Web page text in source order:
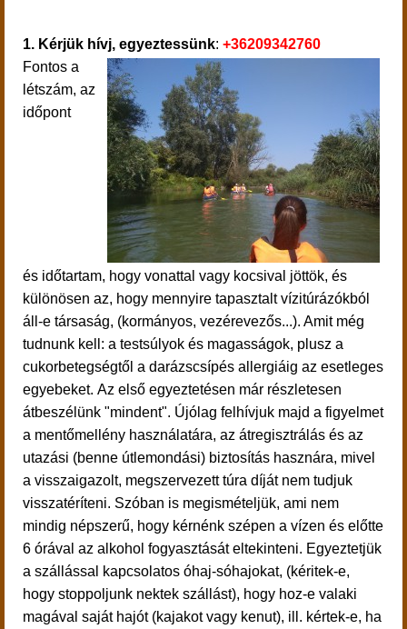
1. Kérjük hívj, egyeztessünk: +36209342760
Fontos a
létszám, az
időpont
és időtartam, hogy vonattal vagy kocsival jöttök, és
különösen az, hogy mennyire tapasztalt vízitúrázókból
áll-e társaság, (kormányos, vezérevezős...). Amit még
tudnunk kell: a testsúlyok és magasságok, plusz a
cukorbetegségtől a darázscsípés allergiáig az esetleges
egyebeket. Az első egyeztetésen már részletesen
átbeszélünk "mindent". Újólag felhívjuk majd a figyelmet
a mentőmellény használatára, az átregisztrálás és az
utazási (benne útlemondási) biztosítás hasznára, mivel
a visszaigazolt, megszervezett túra díját nem tudjuk
visszatéríteni. Szóban is megismételjük, ami nem
mindig népszerű, hogy kérnénk szépen a vízen és előtte
6 órával az alkohol fogyasztását eltekinteni. Egyeztetjük
a szállással kapcsolatos óhaj-sóhajokat, (kéritek-e,
hogy stoppoljunk nektek szállást), hogy hoz-e valaki
magával saját hajót (kajakot vagy kenut), ill. kértek-e, ha